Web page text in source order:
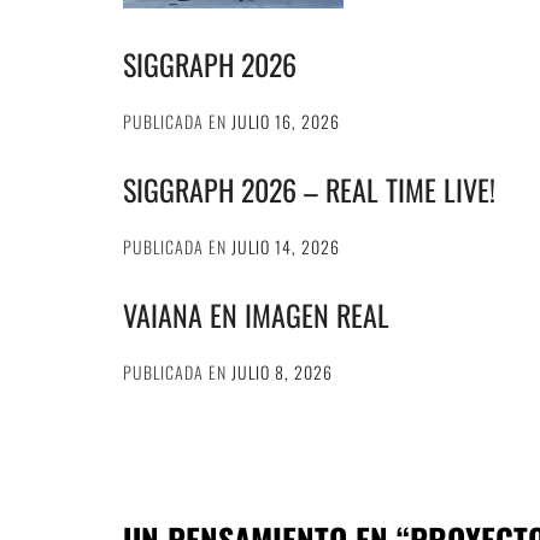
SIGGRAPH 2026
PUBLICADA EN JULIO 16, 2026
SIGGRAPH 2026 – REAL TIME LIVE!
PUBLICADA EN JULIO 14, 2026
VAIANA EN IMAGEN REAL
PUBLICADA EN JULIO 8, 2026